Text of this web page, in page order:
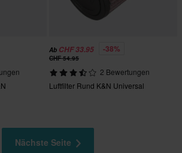
Ab CHF 33.95 -38%
CHF 54.95
2 Bewertungen
Luftfilter Rund K&N Universal
Nächste Seite